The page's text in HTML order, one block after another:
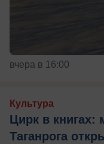
вчера в 16:00
Культура
Цирк в книгах:
Таганрога